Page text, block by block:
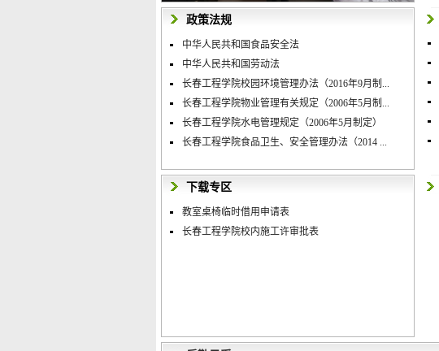
政策法规
中华人民共和国食品安全法
中华人民共和国劳动法
长春工程学院校园环境管理办法（2016年9月制...
长春工程学院物业管理有关规定（2006年5月制...
长春工程学院水电管理规定（2006年5月制定）
长春工程学院食品卫生、安全管理办法（2014 ...
下载专区
教室桌椅临时借用申请表
长春工程学院校内施工许审批表